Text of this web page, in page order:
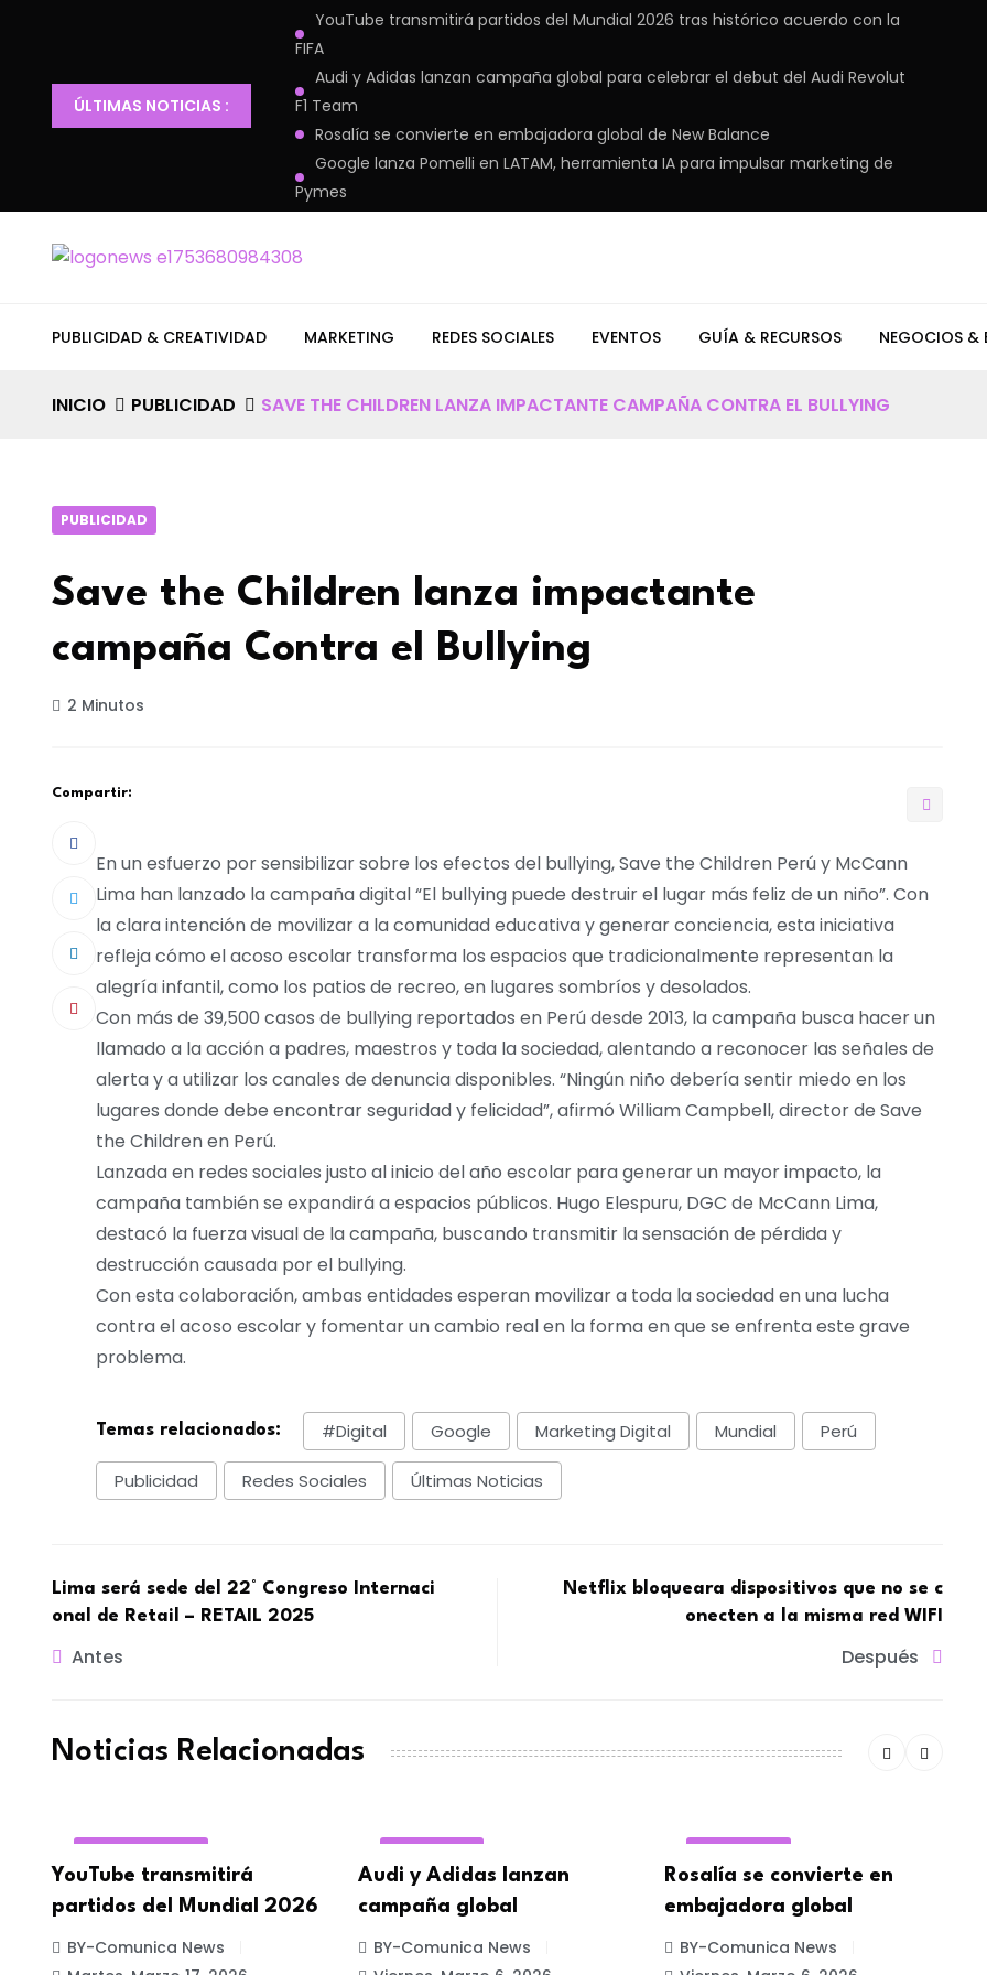
ÚLTIMAS NOTICIAS :
YouTube transmitirá partidos del Mundial 2026 tras histórico acuerdo con la
FIFA
Audi y Adidas lanzan campaña global para celebrar el debut del Audi Revolut
F1 Team
Rosalía se convierte en embajadora global de New Balance
Google lanza Pomelli en LATAM, herramienta IA para impulsar marketing de
Pymes
PUBLICIDAD & CREATIVIDAD MARKETING REDES SOCIALES EVENTOS GUÍA & RECURSOS NEGOCIOS &
INICIO PUBLICIDAD SAVE THE CHILDREN LANZA IMPACTANTE CAMPAÑA CONTRA EL BULLYING
PUBLICIDAD
Save the Children lanza impactante
campaña Contra el Bullying
2 Minutos
Compartir:
En un esfuerzo por sensibilizar sobre los efectos del bullying, Save the Children Perú y McCann
Lima han lanzado la campaña digital “El bullying puede destruir el lugar más feliz de un niño”. Con
la clara intención de movilizar a la comunidad educativa y generar conciencia, esta iniciativa
refleja cómo el acoso escolar transforma los espacios que tradicionalmente representan la
alegría infantil, como los patios de recreo, en lugares sombríos y desolados.
Con más de 39,500 casos de bullying reportados en Perú desde 2013, la campaña busca hacer un
llamado a la acción a padres, maestros y toda la sociedad, alentando a reconocer las señales de
alerta y a utilizar los canales de denuncia disponibles. “Ningún niño debería sentir miedo en los
lugares donde debe encontrar seguridad y felicidad”, afirmó William Campbell, director de Save
the Children en Perú.
Lanzada en redes sociales justo al inicio del año escolar para generar un mayor impacto, la
campaña también se expandirá a espacios públicos. Hugo Elespuru, DGC de McCann Lima,
destacó la fuerza visual de la campaña, buscando transmitir la sensación de pérdida y
destrucción causada por el bullying.
Con esta colaboración, ambas entidades esperan movilizar a toda la sociedad en una lucha
contra el acoso escolar y fomentar un cambio real en la forma en que se enfrenta este grave
problema.
Temas relacionados: #digital Google Marketing Digital Mundial Perú
Publicidad Redes Sociales Últimas Noticias
Lima será sede del 22° Congreso Internaci
onal de Retail – RETAIL 2025​
Antes
Netflix bloqueara dispositivos que no se c
onecten a la misma red WIFI
Después
Noticias Relacionadas
YouTube transmitirá
partidos del Mundial 2026
BY-Comunica News
Audi y Adidas lanzan
campaña global
BY-Comunica News
Rosalía se convierte en
embajadora global
BY-Comunica News